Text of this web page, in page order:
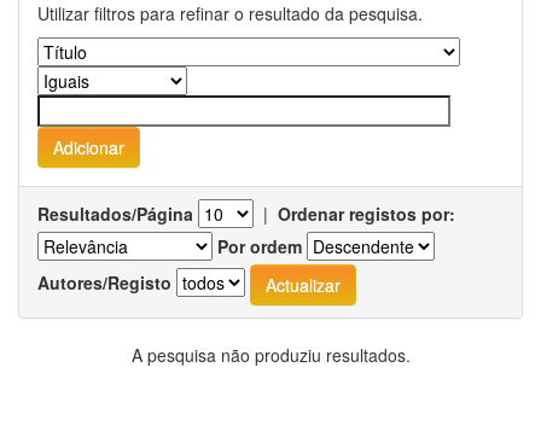
Utilizar filtros para refinar o resultado da pesquisa.
Resultados/Página | Ordenar registos por:
Por ordem
Autores/Registo
A pesquisa não produziu resultados.